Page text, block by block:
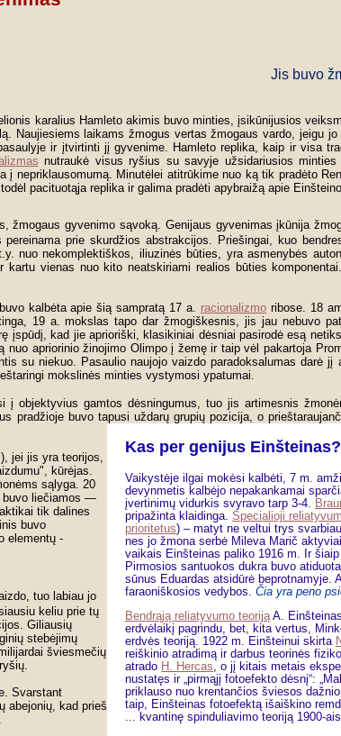
Jis buvo
karalius Hamleto akimis buvo minties, įsikūnijusios
Naujiesiems laikams žmogus vertas žmogaus vardo, jeigu
ir įtvirtinti jį gyvenime. Hamleto replika, kaip ir visa
nutraukė visus ryšius su savyje užsidariusios
nepriklausomumą. Minutėlei atitrūkime nuo ką tik pradėto
pacituotąja replika ir galima pradėti apybraižą apie
gyvenimo sąvoką. Genijaus gyvenimas įkūnija
prie skurdžios abstrakcijos. Priešingai, kuo
nekomplektiškos, iliuzinės būties, yra asmenybės
vienas nuo kito neatskiriami realios būties
kalbėta apie šią sampratą 17 a. racionalizmoribose. 18
19 a. mokslas tapo dar žmogiškesnis, jis jau nebuvo
kad jie aprioriški, klasikiniai dėsniai pasirodė esą
apriorinio žinojimo Olimpo į žemę ir taip vėl pakartoja
su niekuo. Pasaulio naujojo vaizdo paradoksalumas darė
mokslinės minties vystymosi ypatumai.
objektyvius gamtos dėsningumus, tuo jis artimesnis
buvo tapusi uždarų grupių pozicija, o
Kas per genijus Einšteinas?
Vaikystėje ilgai mokėsi kalbėti, 7 m.
devynmetis kalbėjo nepakankamai
įvertinimų vidurkis svyravo tarp 3-4.
pripažinta klaidinga. Specialioji
prioritetus) – matyt ne veltui trys
nes jo žmona serbė Mileva Marič
vaikais Einšteinas paliko 1916 m. Ir
Pirmosios santuokos dukra buvo
sūnus Eduardas atsidūrė beprotnamyje.
faraoniškosios vedybos. Čia yra peno
Bendrąją reliatyvumo teorijąA.
erdvėlaikį pagrindu, bet, kita vertus,
erdvės teoriją. 1922 m. Einšteinui skirta
reiškinio atradimą ir darbus teorinės
atrado H. Hercas, o jį kitais metais
nustatęs ir „pirmąjį fotoefekto dėsnį“:
priklauso nuo krentančios šviesos
taip, Einšteinas fotoefektą išaiškino
... kvantinę spinduliavimo teoriją 1900-
jei jis yra teorijos,
kūrėjas.
sąlyga. 20
buvo liečiamos —
tik dalines
buvo
elementų -
tuo labiau jo
keliu prie tų
Giliausių
stebėjimų
šviesmečių
Svarstant
abejonių, kad prieš